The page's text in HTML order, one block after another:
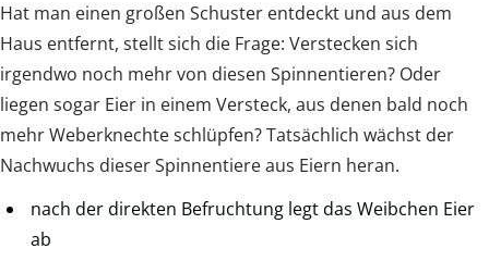
Hat man einen großen Schuster entdeckt und aus dem
Haus entfernt, stellt sich die Frage: Verstecken sich
irgendwo noch mehr von diesen Spinnentieren? Oder
liegen sogar Eier in einem Versteck, aus denen bald noch
mehr Weberknechte schlüpfen? Tatsächlich wächst der
Nachwuchs dieser Spinnentiere aus Eiern heran.
nach der direkten Befruchtung legt das Weibchen Eier
ab